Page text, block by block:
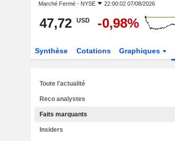
Marché Fermé - NYSE 22:00:02 07/08/2026
47,72 USD -0,98%
Synthèse Cotations Graphiques
Toute l'actualité
Reco analystes
Faits marquants
Insiders